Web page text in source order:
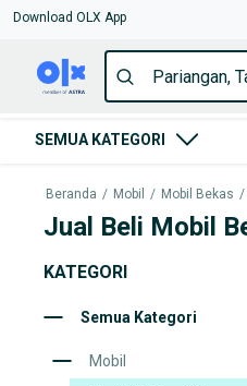
Download OLX App
SEMUA KATEGORI
Beranda / Mobil / Mobil Bekas /
Jual Beli Mobil
KATEGORI
Semua Kategori
Mobil